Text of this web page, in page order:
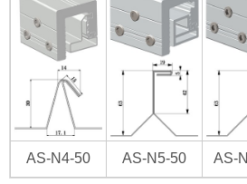
AS-N4-50 AS-N5-50 AS-